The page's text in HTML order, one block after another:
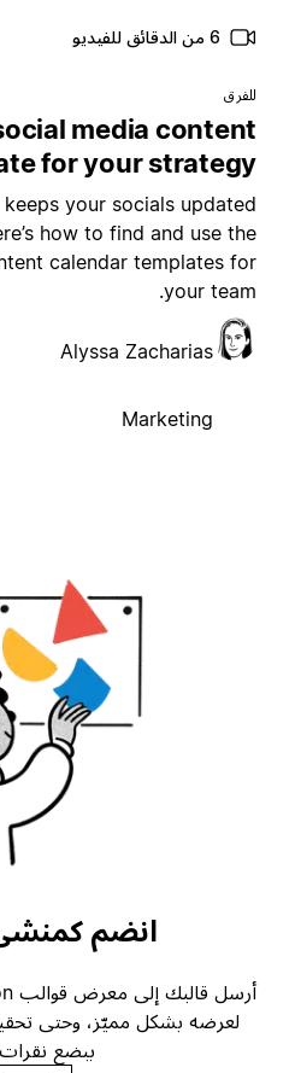
6 من الدقائق للفيديو
social media
for your
keeps your socials
Here’s how to find and use
content calendar templates
your
Alyssa Zacharias
Marketing
انضم كمنشئ
لعرضه بشكل مميّز، وحتى تحقيق
ببضع نقرات فقط.